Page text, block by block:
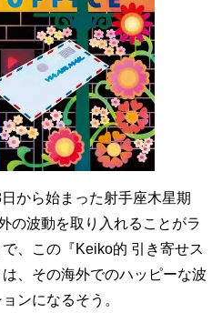
から始まった射手座木星期
の波動を取り入れることがラ
、この『Keiko的 引き寄せス
、その海外でのハッピーな波
ンになるそう。